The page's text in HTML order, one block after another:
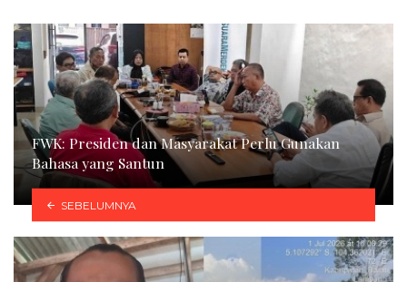
FWK: Presiden dan Masyarakat Perlu Gunakan
Bahasa yang Santun
SEBELUMNYA